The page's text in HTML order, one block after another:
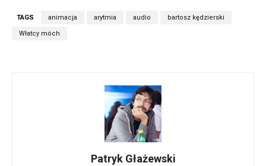
TAGS animacja arytmia audio bartosz kędzierski
Włatcy móch
Patryk Głażewski